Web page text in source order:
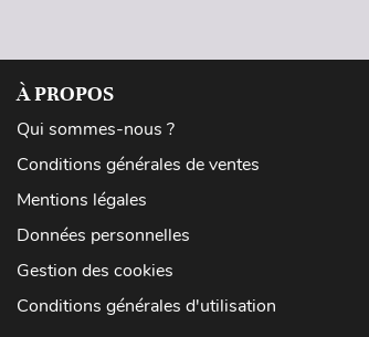
À PROPOS
Qui sommes-nous ?
Conditions générales de ventes
Mentions légales
Données personnelles
Gestion des cookies
Conditions générales d'utilisation